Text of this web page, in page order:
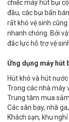
chiếc máy hút bụi
đầu, các bụi bẩn
rất khó vệ sinh
nhanh chóng. Bởi
đắc lực hỗ trợ vệ
Ứng dụng máy hút
Hút khô và hút
Trong các nhà máy
Trung tâm mua
Các sân bay, nhà
Khách sạn, khu